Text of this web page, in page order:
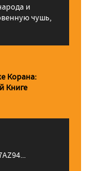
и
чушь,
Корана:
Книге